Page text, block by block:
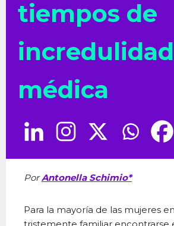
tiempos de
incredulidad
médica
PorAntonella Schimio*
Para la mayoría de las mujeres